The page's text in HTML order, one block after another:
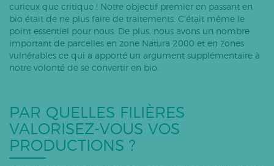
curieux que critique ! Notre objectif premier en passant en
bio était de ne plus faire de traitements. C’était même le
point essentiel pour nous. De plus, nous avons un nombre
important de parcelles en zone Natura 2000 et en zones
vulnérables ce qui a apporté un argument supplémentaire à
notre volonté de se convertir en bio.
PAR QUELLES FILIÈRES
VALORISEZ-VOUS VOS
PRODUCTIONS ?